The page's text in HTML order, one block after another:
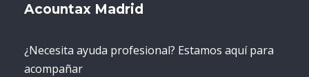
Acountax Madrid
¿Necesita ayuda profesional? Estamos aquí para
acompañar